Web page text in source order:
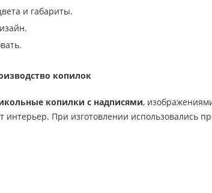
и габариты.
копилок
копилки с надписями,
интерьер. При изготовлении использовались